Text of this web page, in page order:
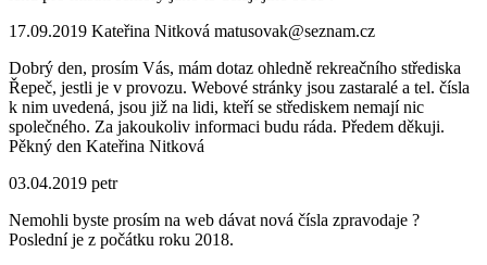
17.09.2019 Kateřina Nitková matusovak@seznam.cz
Dobrý den, prosím Vás, mám dotaz ohledně rekreačního střediska
Řepeč, jestli je v provozu. Webové stránky jsou zastaralé a tel. čísla
k nim uvedená, jsou již na lidi, kteří se střediskem nemají nic
společného. Za jakoukoliv informaci budu ráda. Předem děkuji.
Pěkný den Kateřina Nitková
03.04.2019 petr
Nemohli byste prosím na web dávat nová čísla zpravodaje ?
Poslední je z počátku roku 2018.